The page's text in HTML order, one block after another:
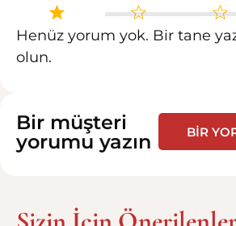
Henüz yorum yok. Bir tane
olun.
Bir müşteri
yorumu yazın
BIR